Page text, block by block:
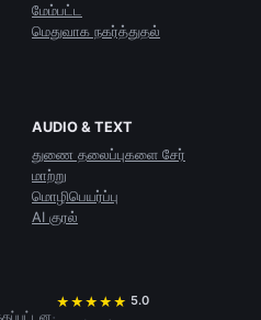
மேம்பட்ட
மெதுவாக நகர்த்துதல்
AUDIO & TEXT
துணை தலைப்புகளை சேர்
மாற்று
மொழிபெயர்ப்பு
AI குரல்
★ ★ ★ ★ ★ 5.0